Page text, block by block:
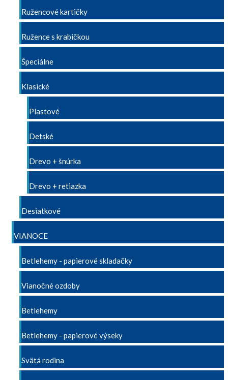
Ružencové kartičky
Ružence s krabičkou
Špeciálne
Klasické
Plastové
Detské
Drevo + šnúrka
Drevo + retiazka
Desiatkové
VIANOCE
Betlehemy - papierové skladačky
Vianočné ozdoby
Betlehemy
Betlehemy - papierové výseky
Svätá rodina